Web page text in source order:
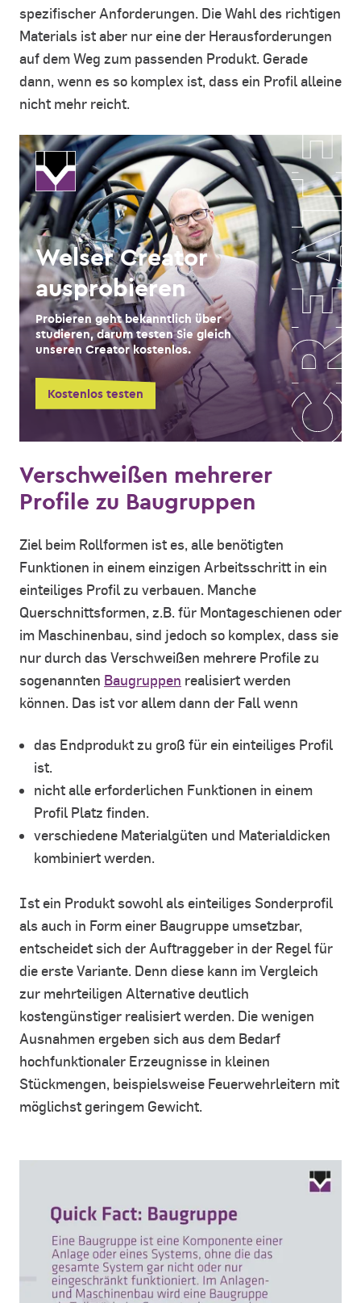
spezifischer Anforderungen. Die Wahl des richtigen
Materials ist aber nur eine der Herausforderungen
auf dem Weg zum passenden Produkt. Gerade
dann, wenn es so komplex ist, dass ein Profil alleine
nicht mehr reicht.
Welser Creator
ausprobieren
Probieren geht bekanntlich über
studieren, darum testen Sie gleich
unseren Creator kostenlos.
Kostenlos testen
Verschweißen mehrerer
Profile zu Baugruppen
Ziel beim Rollformen ist es, alle benötigten
Funktionen in einem einzigen Arbeitsschritt in ein
einteiliges Profil zu verbauen. Manche
Querschnittsformen, z.B. für Montageschienen oder
im Maschinenbau, sind jedoch so komplex, dass sie
nur durch das Verschweißen mehrere Profile zu
sogenannten Baugruppen realisiert werden
können. Das ist vor allem dann der Fall wenn
das Endprodukt zu groß für ein einteiliges Profil
ist.
nicht alle erforderlichen Funktionen in einem
Profil Platz finden.
verschiedene Materialgüten und Materialdicken
kombiniert werden.
Ist ein Produkt sowohl als einteiliges Sonderprofil
als auch in Form einer Baugruppe umsetzbar,
entscheidet sich der Auftraggeber in der Regel für
die erste Variante. Denn diese kann im Vergleich
zur mehrteiligen Alternative deutlich
kostengünstiger realisiert werden. Die wenigen
Ausnahmen ergeben sich aus dem Bedarf
hochfunktionaler Erzeugnisse in kleinen
Stückmengen, beispielsweise Feuerwehrleitern mit
möglichst geringem Gewicht.